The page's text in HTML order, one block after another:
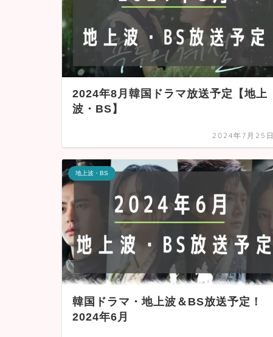
2024年8月韓国ドラマ放送予定【地上
波・BS】
2024年7月25日
地上波・BS
韓国ドラマ・地上波＆BS放送予定！
2024年6月